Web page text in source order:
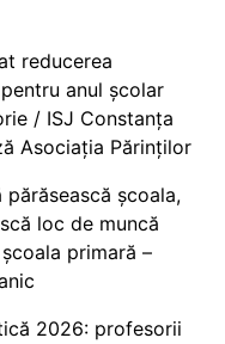
reducerea
anul școlar
/ ISJ Constanța
Asociația Părinților
școala,
loc de muncă
primară –
2026: profesorii